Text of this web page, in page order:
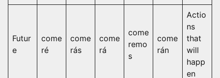
Futur
e
come
ré
come
rás
come
rá
come
remo
s
come
rán
Actio
ns
that
will
happ
en